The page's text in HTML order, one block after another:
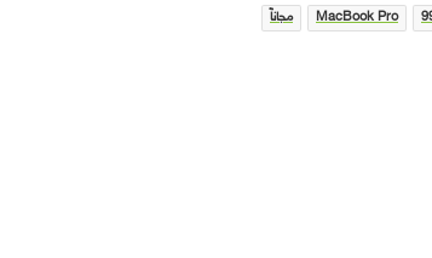
MacBook Pro مجاناً